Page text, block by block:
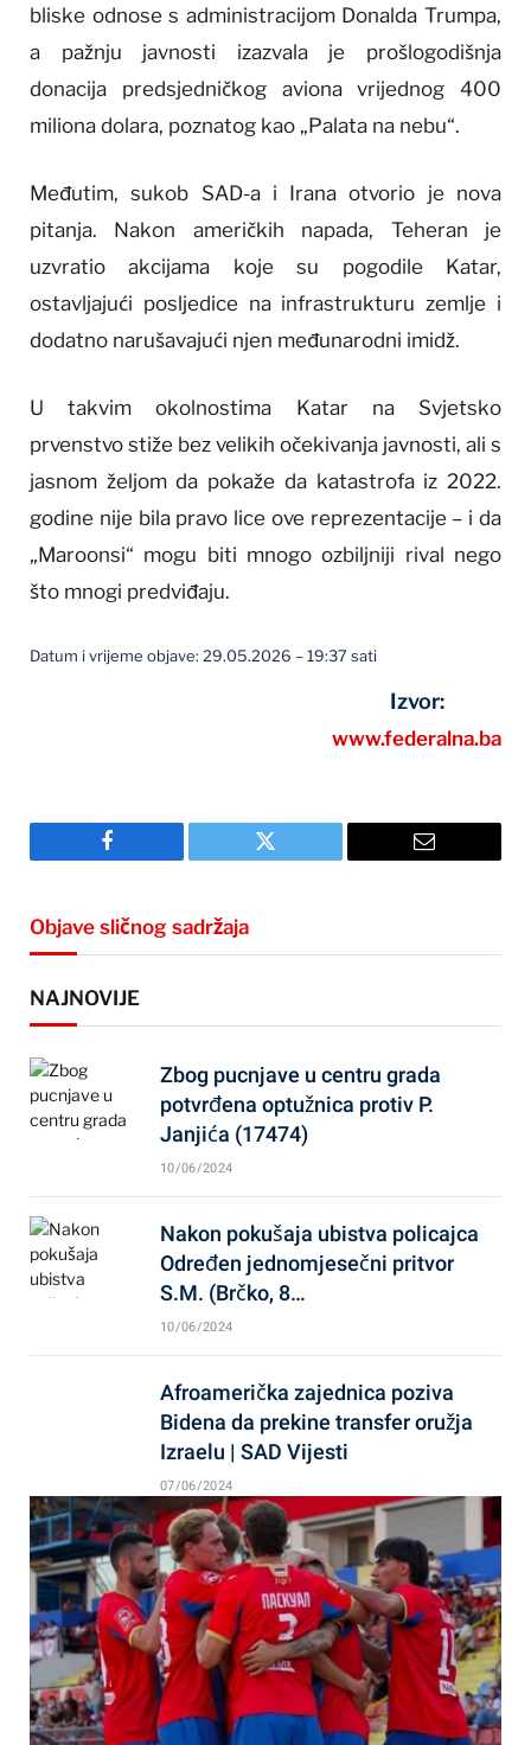
bliske odnose s administracijom Donalda Trumpa,
a pažnju javnosti izazvala je prošlogodišnja
donacija predsjedničkog aviona vrijednog 400
miliona dolara, poznatog kao „Palata na nebu“.
Međutim, sukob SAD-a i Irana otvorio je nova
pitanja. Nakon američkih napada, Teheran je
uzvratio akcijama koje su pogodile Katar,
ostavljajući posljedice na infrastrukturu zemlje i
dodatno narušavajući njen međunarodni imidž.
U takvim okolnostima Katar na Svjetsko
prvenstvo stiže bez velikih očekivanja javnosti, ali s
jasnom željom da pokaže da katastrofa iz 2022.
godine nije bila pravo lice ove reprezentacije – i da
„Maroonsi“ mogu biti mnogo ozbiljniji rival nego
što mnogi predviđaju.
Datum i vrijeme objave: 29.05.2026 – 19:37 sati
Izvor:
www.federalna.ba
Facebook Twitter Email
Objave sličnog sadržaja
NAJNOVIJE
Zbog pucnjave u centru grada
potvrđena optužnica protiv P.
Janjića (17474)
10/06/2024
Nakon pokušaja ubistva policajca
Određen jednomjesečni pritvor
S.M. (Brčko, 8…
10/06/2024
Afroamerička zajednica poziva
Bidena da prekine transfer oružja
Izraelu | SAD Vijesti
07/06/2024